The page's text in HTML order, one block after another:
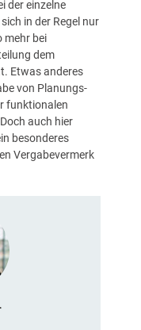
der einzelne
in der Regel nur
mehr bei
dem
Etwas anderes
von Planungs-
funktionalen
auch hier
besonderes
Vergabevermerk